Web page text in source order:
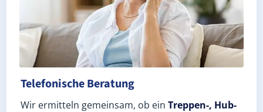
Telefonische Beratung
Wir ermitteln gemeinsam, ob ein Treppen-, Hub-